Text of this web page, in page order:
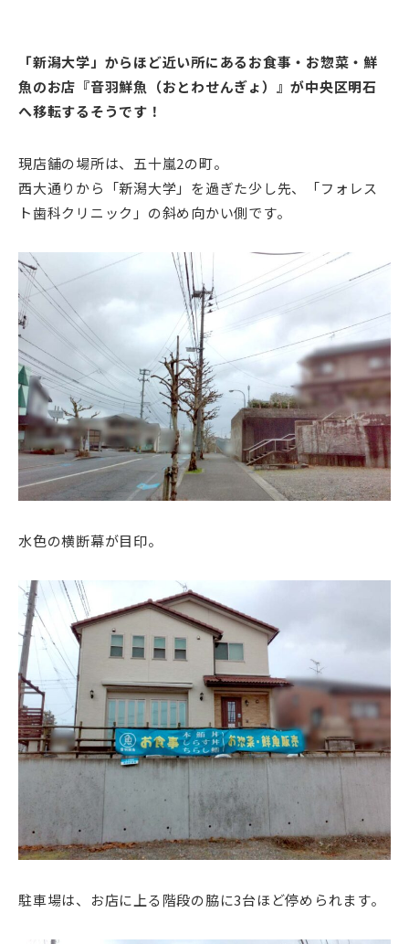
「新潟大学」からほど近い所にあるお食事・お惣菜・鮮
魚のお店『音羽鮮魚（おとわせんぎょ）』が中央区明石
へ移転するそうです！
現店舗の場所は、五十嵐2の町。
西大通りから「新潟大学」を過ぎた少し先、「フォレス
ト歯科クリニック」の斜め向かい側です。
水色の横断幕が目印。
駐車場は、お店に上る階段の脇に3台ほど停められます。